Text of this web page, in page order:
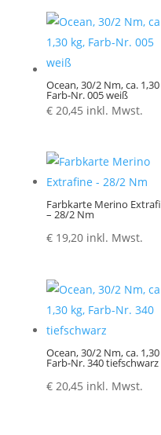
Ocean, 30/2 Nm, ca.
Farb-Nr. 005 weiß
€20,45 inkl. Mwst.
Farbkarte Merino
– 28/2 Nm
€19,20 inkl. Mwst.
Ocean, 30/2 Nm, ca.
Farb-Nr. 340 tiefschwarz
€20,45 inkl. Mwst.